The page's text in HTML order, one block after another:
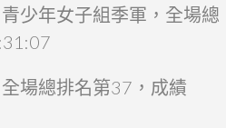
少年女子組季軍，全場總
場總排名第37，成績